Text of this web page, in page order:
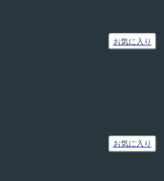
お気に入り
お気に入り